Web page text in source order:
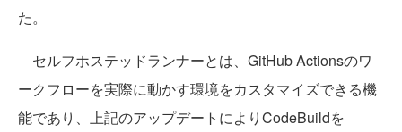
た。
セルフホステッドランナーとは、GitHub Actionsのワ
ークフローを実際に動かす環境をカスタマイズできる機
能であり、上記のアップデートによりCodeBuildを